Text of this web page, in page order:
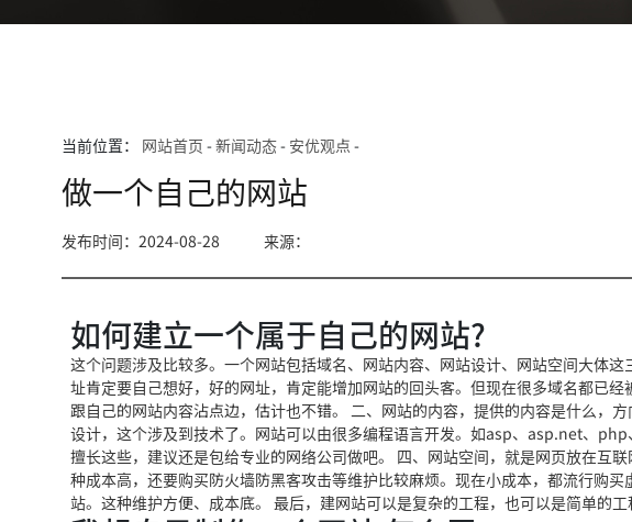
当前位置： 网站首页 -新闻动态- 安优观点 -
做一个自己的网站
发布时间：2024-08-28 来源：
如何建立一个属于自己的网站?
这个问题涉及比较多。一个网站包括域名、网站内容、网站设计、网站空间大体
址肯定要自己想好，好的网址，肯定能增加网站的回头客。但现在很多域名都已
跟自己的网站内容沾点边，估计也不错。 二、网站的内容，提供的内容是什么，
设计，这个涉及到技术了。网站可以由很多编程语言开发。如asp、asp.net、
擅长这些，建议还是包给专业的网络公司做吧。 四、网站空间，就是网页放在互
种成本高，还要购买防火墙防黑客攻击等维护比较麻烦。现在小成本，都流行购
站。这种维护方便、成本底。 最后，建网站可以是复杂的工程，也可以是简单的工